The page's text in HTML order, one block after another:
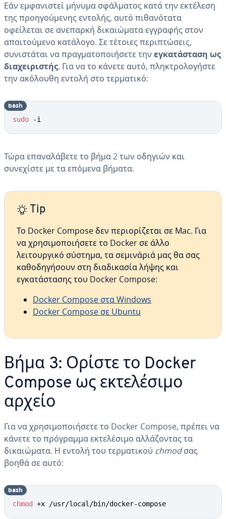
Εάν εμφανιστεί μήνυμα σφάλματος κατά την εκτέλεση
της προηγούμενης εντολής, αυτό πιθανότατα
οφείλεται σε ανεπαρκή δικαιώματα εγγραφής στον
απαιτούμενο κατάλογο. Σε τέτοιες περιπτώσεις,
συνιστάται να πραγματοποιήσετε την εγκατάσταση ως
διαχειριστής. Για να το κάνετε αυτό, πληκτρολογήστε
την ακόλουθη εντολή στο τερματικό:
sudo -i
bash
Τώρα επαναλάβετε το βήμα 2 των οδηγιών και
συνεχίστε με τα επόμενα βήματα.
Tip
Το Docker Compose δεν περιορίζεται σε Mac. Για
να χρησιμοποιήσετε το Docker σε άλλο
λειτουργικό σύστημα, τα σεμινάριά μας θα σας
καθοδηγήσουν στη διαδικασία λήψης και
εγκατάστασης του Docker Compose:
Docker Compose στα Windows
Docker Compose σε Ubuntu
Βήμα 3: Ορίστε το Docker
Compose ως εκτελέσιμο
αρχείο
Για να χρησιμοποιήσετε το Docker Compose, πρέπει να
κάνετε το πρόγραμμα εκτελέσιμο αλλάζοντας τα
δικαιώματα. Η εντολή του τερματικού chmodσας
βοηθά σε αυτό:
chmod +x /usr/local/bin/docker-compose
bash